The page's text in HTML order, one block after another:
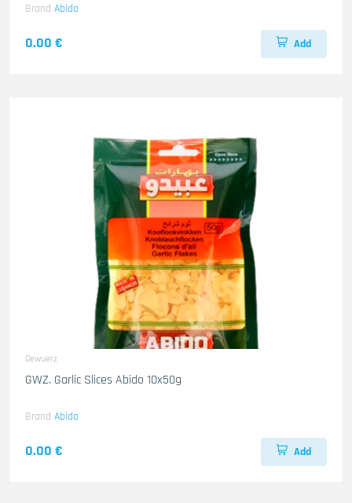
Brand Abido
0.00 € Add
Gewuerz
GWZ. Garlic Slices Abido 10x50g
Brand Abido
0.00 € Add